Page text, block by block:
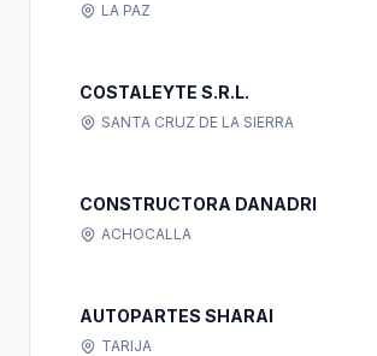
LA PAZ
COSTALEYTE S.R.L.
SANTA CRUZ DE LA SIERRA
CONSTRUCTORA DANADRI
ACHOCALLA
AUTOPARTES SHARAI
TARIJA